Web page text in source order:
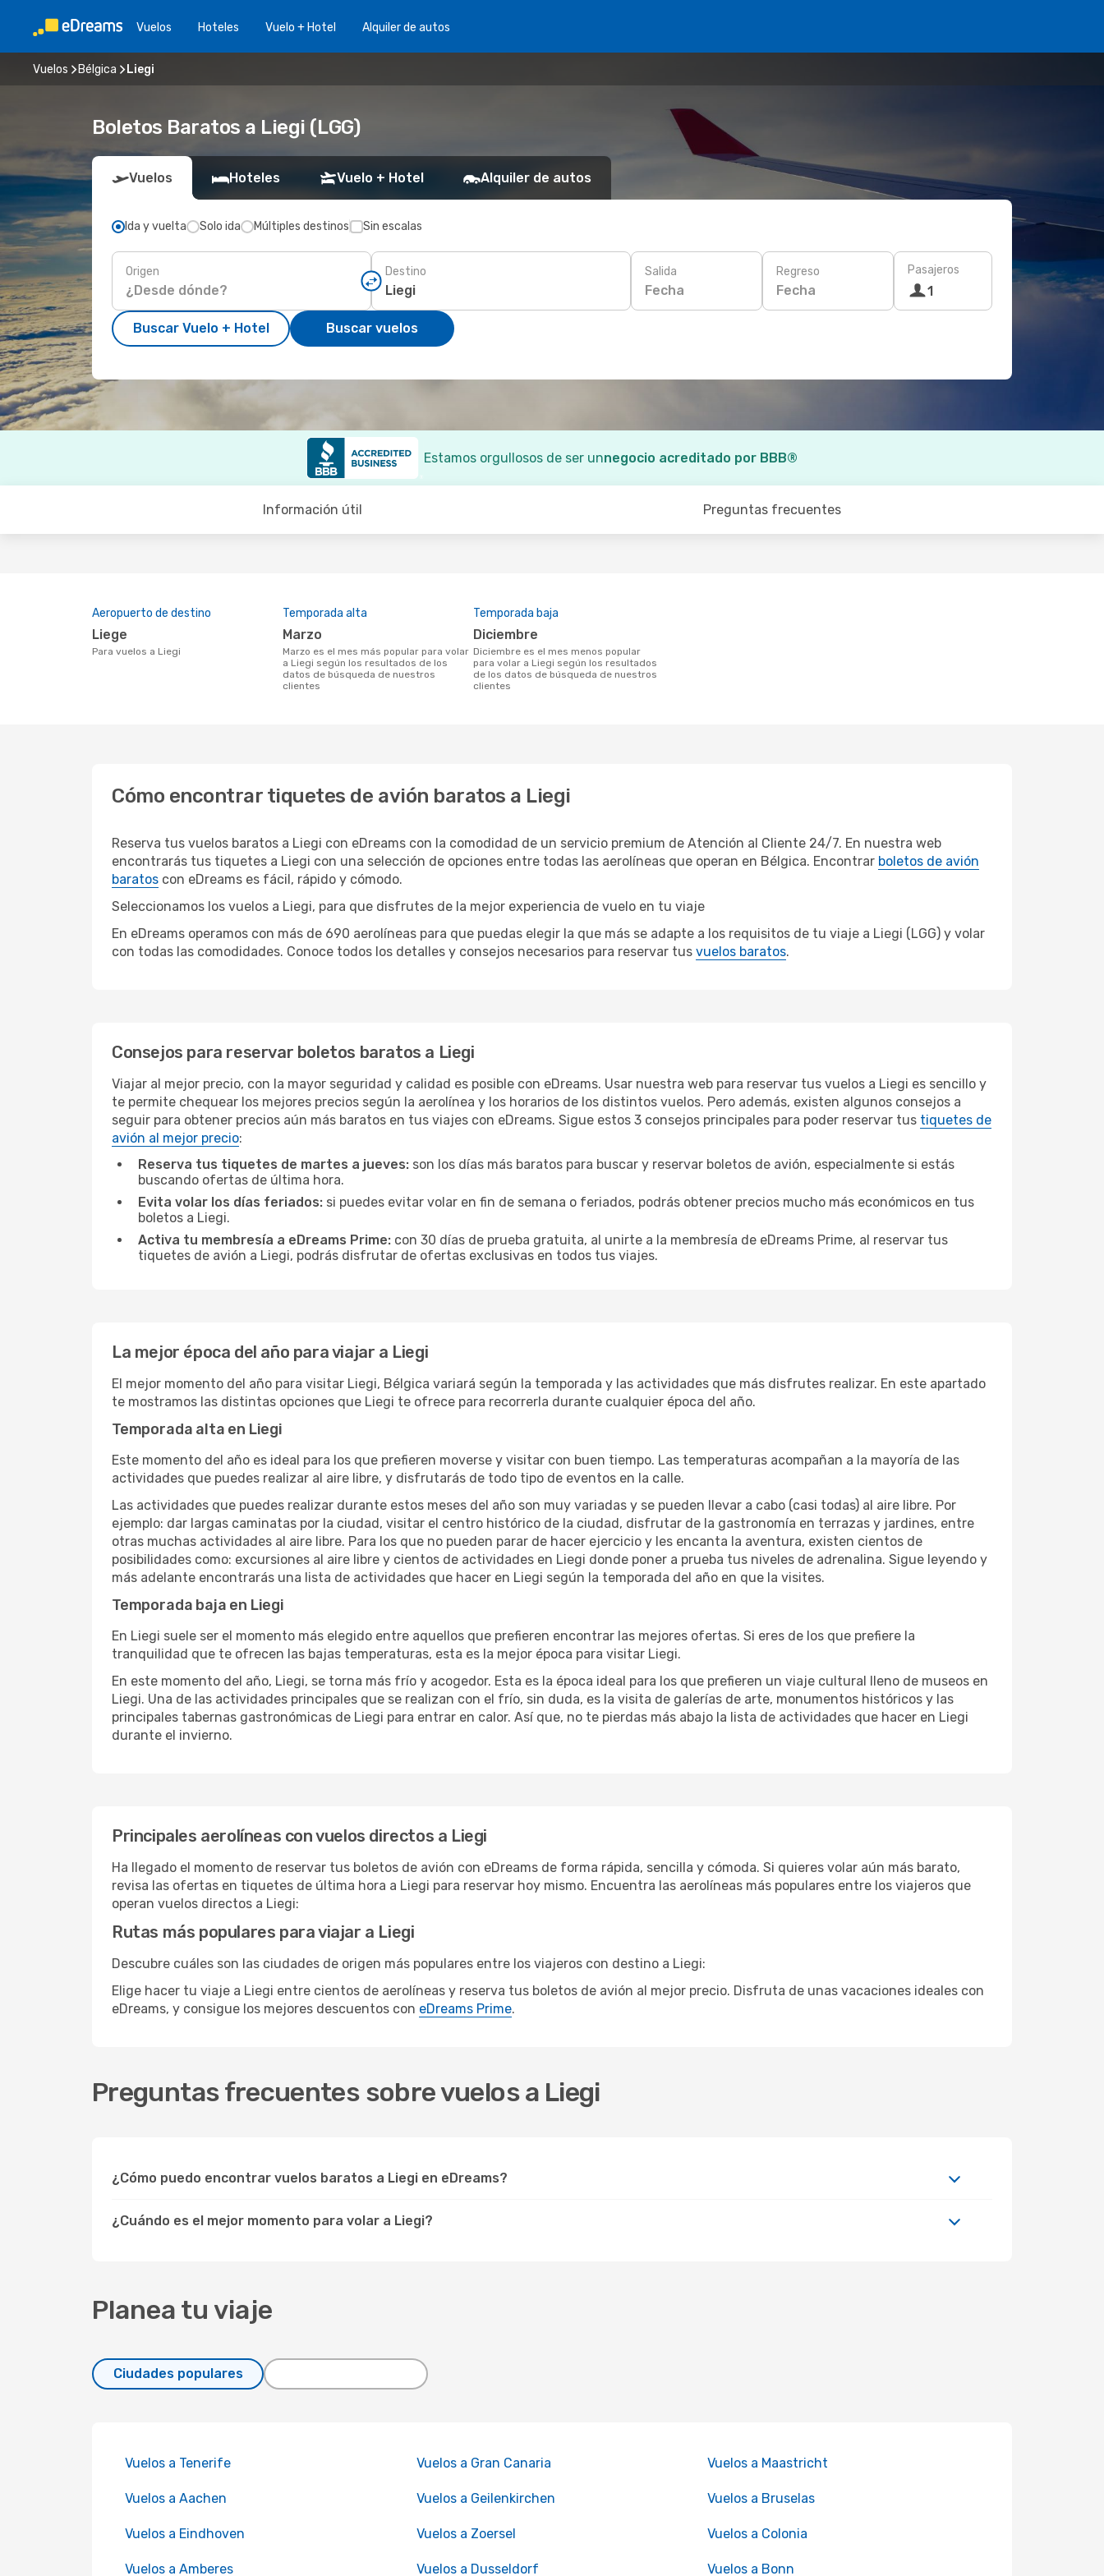
Vuelos Hoteles Vuelo + Hotel Alquiler de autos
Vuelos Bélgica Liegi
Boletos Baratos a Liegi (LGG)
Vuelos Hoteles Vuelo + Hotel Alquiler de autos
Ida y vuelta Solo ida Múltiples destinos Sin escalas
Origen Destino Salida
Fecha
Regreso
Fecha
Pasajeros
1
Buscar Vuelo + Hotel Buscar vuelos
Estamos orgullosos de ser unnegocio acreditado por BBB®
Información útil Preguntas frecuentes
Aeropuerto de destino
Liege
Para vuelos a Liegi
Temporada alta
marzo
marzo es el mes más popular para volar
a Liegi según los resultados de los
datos de búsqueda de nuestros
clientes
Temporada baja
diciembre
diciembre es el mes menos popular
para volar a Liegi según los resultados
de los datos de búsqueda de nuestros
clientes
Cómo encontrar tiquetes de avión baratos a Liegi
Reserva tus vuelos baratos a Liegi con eDreams con la comodidad de un servicio premium de Atención al Cliente 24/7. En nuestra web
encontrarás tus tiquetes a Liegi con una selección de opciones entre todas las aerolíneas que operan en Bélgica. Encontrar boletos de avión
baratos con eDreams es fácil, rápido y cómodo.
Seleccionamos los vuelos a Liegi, para que disfrutes de la mejor experiencia de vuelo en tu viaje
En eDreams operamos con más de 690 aerolíneas para que puedas elegir la que más se adapte a los requisitos de tu viaje a Liegi (LGG) y volar
con todas las comodidades. Conoce todos los detalles y consejos necesarios para reservar tus vuelos baratos.
Consejos para reservar boletos baratos a Liegi
Viajar al mejor precio, con la mayor seguridad y calidad es posible con eDreams. Usar nuestra web para reservar tus vuelos a Liegi es sencillo y
te permite chequear los mejores precios según la aerolínea y los horarios de los distintos vuelos. Pero además, existen algunos consejos a
seguir para obtener precios aún más baratos en tus viajes con eDreams. Sigue estos 3 consejos principales para poder reservar tus tiquetes de
avión al mejor precio:
Reserva tus tiquetes de martes a jueves: son los días más baratos para buscar y reservar boletos de avión, especialmente si estás
buscando ofertas de última hora.
Evita volar los días feriados: si puedes evitar volar en fin de semana o feriados, podrás obtener precios mucho más económicos en tus
boletos a Liegi.
Activa tu membresía a eDreams Prime: con 30 días de prueba gratuita, al unirte a la membresía de eDreams Prime, al reservar tus
tiquetes de avión a Liegi, podrás disfrutar de ofertas exclusivas en todos tus viajes.
La mejor época del año para viajar a Liegi
El mejor momento del año para visitar Liegi, Bélgica variará según la temporada y las actividades que más disfrutes realizar. En este apartado
te mostramos las distintas opciones que Liegi te ofrece para recorrerla durante cualquier época del año.
Temporada alta en Liegi
Este momento del año es ideal para los que prefieren moverse y visitar con buen tiempo. Las temperaturas acompañan a la mayoría de las
actividades que puedes realizar al aire libre, y disfrutarás de todo tipo de eventos en la calle.
Las actividades que puedes realizar durante estos meses del año son muy variadas y se pueden llevar a cabo (casi todas) al aire libre. Por
ejemplo: dar largas caminatas por la ciudad, visitar el centro histórico de la ciudad, disfrutar de la gastronomía en terrazas y jardines, entre
otras muchas actividades al aire libre. Para los que no pueden parar de hacer ejercicio y les encanta la aventura, existen cientos de
posibilidades como: excursiones al aire libre y cientos de actividades en Liegi donde poner a prueba tus niveles de adrenalina. Sigue leyendo y
más adelante encontrarás una lista de actividades que hacer en Liegi según la temporada del año en que la visites.
Temporada baja en Liegi
En Liegi suele ser el momento más elegido entre aquellos que prefieren encontrar las mejores ofertas. Si eres de los que prefiere la
tranquilidad que te ofrecen las bajas temperaturas, esta es la mejor época para visitar Liegi.
En este momento del año, Liegi, se torna más frío y acogedor. Esta es la época ideal para los que prefieren un viaje cultural lleno de museos en
Liegi. Una de las actividades principales que se realizan con el frío, sin duda, es la visita de galerías de arte, monumentos históricos y las
principales tabernas gastronómicas de Liegi para entrar en calor. Así que, no te pierdas más abajo la lista de actividades que hacer en Liegi
durante el invierno.
Principales aerolíneas con vuelos directos a Liegi
Ha llegado el momento de reservar tus boletos de avión con eDreams de forma rápida, sencilla y cómoda. Si quieres volar aún más barato,
revisa las ofertas en tiquetes de última hora a Liegi para reservar hoy mismo. Encuentra las aerolíneas más populares entre los viajeros que
operan vuelos directos a Liegi:
Rutas más populares para viajar a Liegi
Descubre cuáles son las ciudades de origen más populares entre los viajeros con destino a Liegi:
Elige hacer tu viaje a Liegi entre cientos de aerolíneas y reserva tus boletos de avión al mejor precio. Disfruta de unas vacaciones ideales con
eDreams, y consigue los mejores descuentos con eDreams Prime.
Preguntas frecuentes sobre vuelos a Liegi
¿Cómo puedo encontrar vuelos baratos a Liegi en eDreams?
¿Cuándo es el mejor momento para volar a Liegi?
Planea tu viaje
Ciudades populares
Vuelos a Tenerife Vuelos a Gran Canaria Vuelos a Maastricht
Vuelos a Aachen Vuelos a Geilenkirchen Vuelos a Bruselas
Vuelos a Eindhoven Vuelos a Zoersel Vuelos a Colonia
Vuelos a Amberes Vuelos a Dusseldorf Vuelos a Bonn